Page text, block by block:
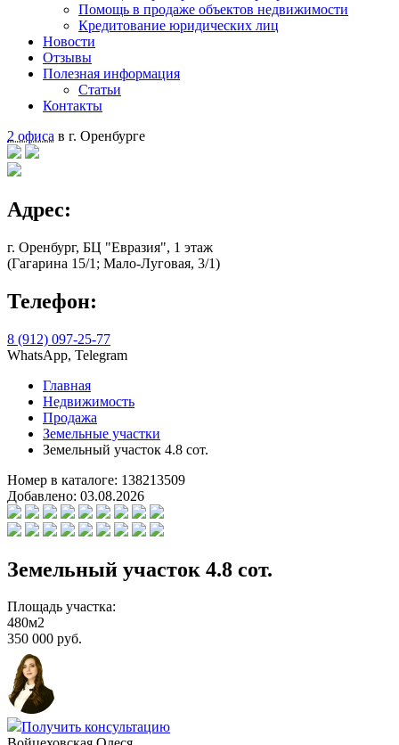
Помощь в продаже объектов недвижимости
Кредитование юридических лиц
Новости
Отзывы
Полезная информация
Статьи
Контакты
2 офиса в г. Оренбурге
Адрес:
г. Оренбург, БЦ "Евразия", 1 этаж
(Гагарина 15/1; Мало-Луговая, 3/1)
Телефон:
8 (912) 097-25-77
WhatsApp, Telegram
Главная
Недвижимость
Продажа
Земельные участки
Земельный участок 4.8 сот.
Номер в каталоге: 138213509
Добавлено: 03.08.2026
Земельный участок 4.8 сот.
Площадь участка:
480м2
350 000 руб.
Получить консультацию